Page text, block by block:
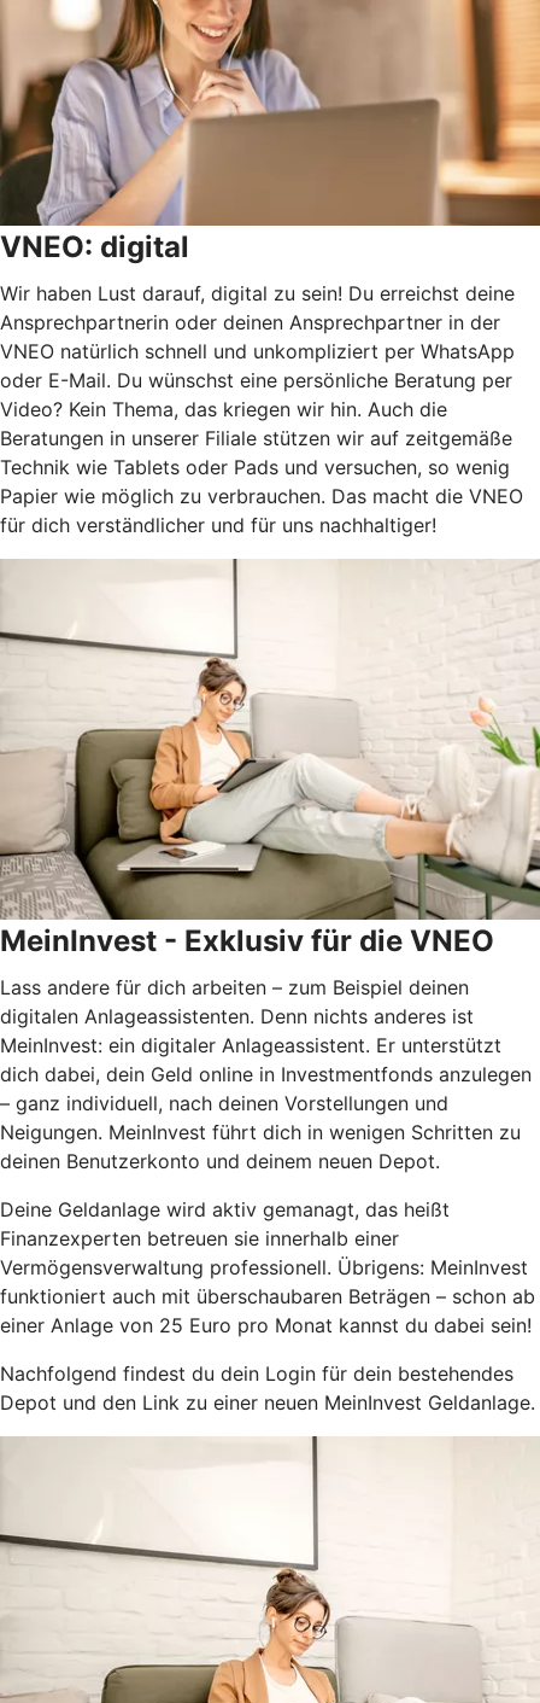
VNEO: digital
Wir haben Lust darauf, digital zu sein! Du erreichst deine
Ansprechpartnerin oder deinen Ansprechpartner in der
VNEO natürlich schnell und unkompliziert per WhatsApp
oder E-Mail. Du wünschst eine persönliche Beratung per
Video? Kein Thema, das kriegen wir hin. Auch die
Beratungen in unserer Filiale stützen wir auf zeitgemäße
Technik wie Tablets oder Pads und versuchen, so wenig
Papier wie möglich zu verbrauchen. Das macht die VNEO
für dich verständlicher und für uns nachhaltiger!
MeinInvest - Exklusiv für die VNEO
Lass andere für dich arbeiten – zum Beispiel deinen
digitalen Anlageassistenten. Denn nichts anderes ist
MeinInvest: ein digitaler Anlageassistent. Er unterstützt
dich dabei, dein Geld online in Investmentfonds anzulegen
– ganz individuell, nach deinen Vorstellungen und
Neigungen. MeinInvest führt dich in wenigen Schritten zu
deinen Benutzerkonto und deinem neuen Depot.
Deine Geldanlage wird aktiv gemanagt, das heißt
Finanzexperten betreuen sie innerhalb einer
Vermögensverwaltung professionell. Übrigens: MeinInvest
funktioniert auch mit überschaubaren Beträgen – schon ab
einer Anlage von 25 Euro pro Monat kannst du dabei sein!
Nachfolgend findest du dein Login für dein bestehendes
Depot und den Link zu einer neuen MeinInvest Geldanlage.